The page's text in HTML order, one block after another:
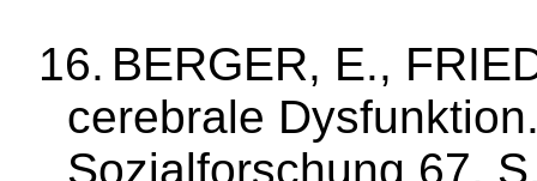
16. BERGER, E.,
cerebrale
Sozialforschung 67,